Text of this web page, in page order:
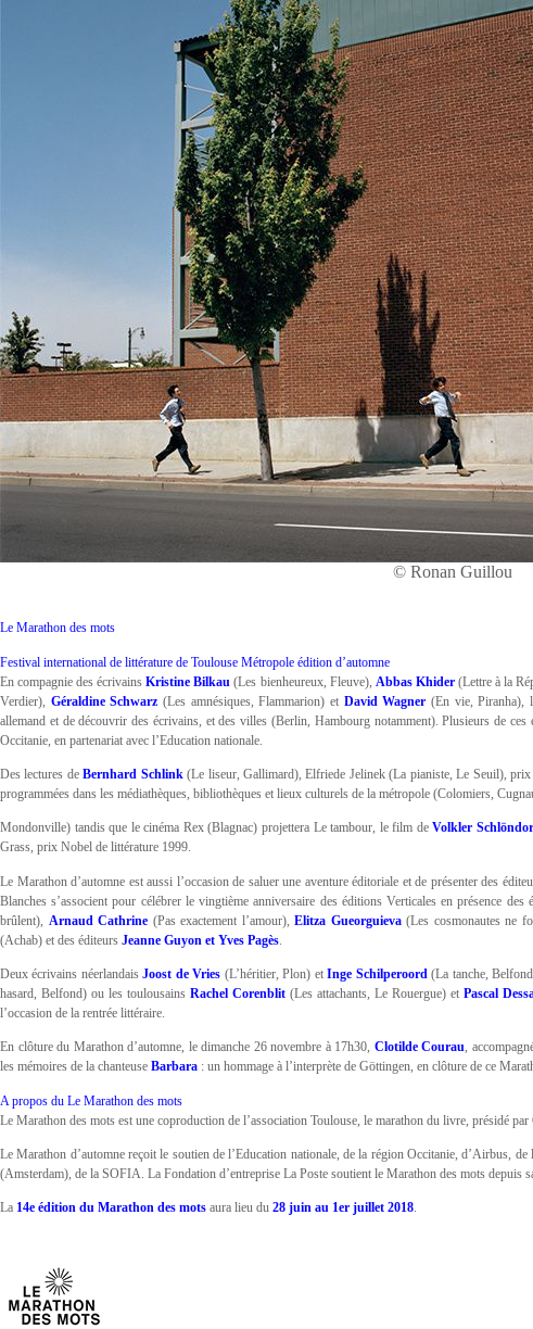
© Ronan Guillou
Le Marathon des mots
Festival international de littérature de Toulouse Métropole édition d’automne
En compagnie des écrivainsKristine Bilkau (Les bienheureux, Fleuve), Abbas Khider(Lettre à la
Verdier), Géraldine Schwarz (Les amnésiques, Flammarion) et David Wagner (En vie, Piranha),
allemand et de découvrir des écrivains, et des villes (Berlin, Hambourg notamment). Plusieurs de
Occitanie, en partenariat avec l’Education nationale.
Des lectures deBernhard Schlink(Le liseur, Gallimard), Elfriede Jelinek (La pianiste, Le Seuil),
programmées dans les médiathèques, bibliothèques et lieux culturels de la métropole (Colomiers,
Mondonville) tandis que le cinéma Rex (Blagnac) projettera Le tambour, le film deVolkler
Grass, prix Nobel de littérature 1999.
Le Marathon d’automne est aussi l’occasion de saluer une aventure éditoriale et de présenter des
Blanches s’associent pour célébrer le vingtième anniversaire des éditions Verticales en présence des
brûlent),
Arnaud Cathrine (Pas exactement l’amour),Elitza Gueorguieva(Les cosmonautes ne
(Achab) et des éditeurs Jeanne Guyon et Yves Pagès
Deux écrivains néerlandaisJoost de Vries (L’héritier, Plon) etInge Schilperoord(La tanche,
hasard, Belfond) ou les toulousainsRachel Corenblit (Les attachants, Le Rouergue) etPascal
l’occasion de la rentrée littéraire.
En clôture du Marathon d’automne, le dimanche 26 novembre à 17h30, Clotilde Courau,
les mémoires de la chanteuse Barbara : un hommage à l’interprète de Göttingen, en clôture de ce
A propos du Le Marathon des mots
Le Marathon des mots est une coproduction de l’association Toulouse, le marathon du livre, présidé
Le Marathon d’automne reçoit le soutien de l’Education nationale, de la région Occitanie, d’Airbus,
(Amsterdam), de la SOFIA. La Fondation d’entreprise La Poste soutient le Marathon des mots depuis
La 14e édition du Marathon des mots aura lieu du 28 juin au 1er juillet 2018.